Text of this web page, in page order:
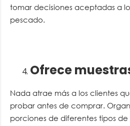
tomar decisiones aceptadas a
pescado.
Ofrece
Nada atrae más a los clientes
probar antes de comprar.
porciones de diferentes tipos